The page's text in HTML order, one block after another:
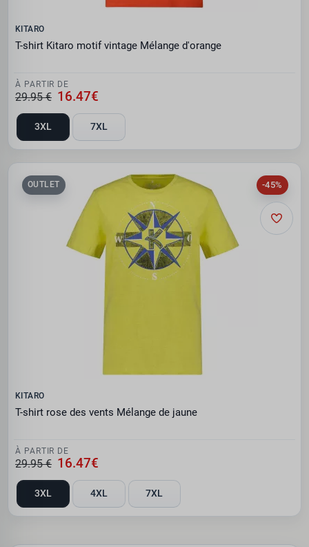
KITARO
T-shirt Kitaro motif vintage Mélange d'orange
À PARTIR DE
29.95 € 16.47€
3XL 7XL
-45%
OUTLET
KITARO
T-shirt rose des vents Mélange de jaune
À PARTIR DE
29.95 € 16.47€
3XL 4XL 7XL